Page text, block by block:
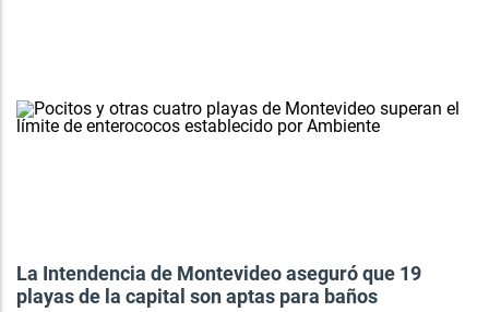
La Intendencia de Montevideo aseguró que 19
playas de la capital son aptas para baños